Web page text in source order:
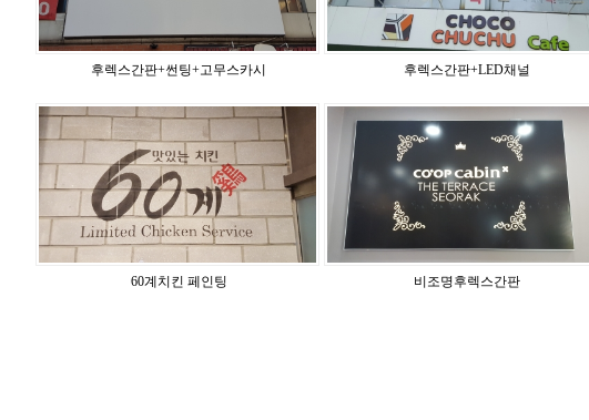
후렉스간판+썬팅+고무스카시 후렉스간판+LED채널
60계치킨 페인팅 비조명후렉스간판